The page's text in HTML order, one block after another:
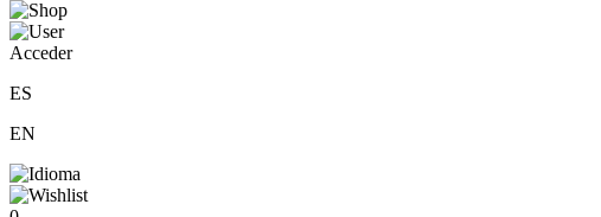
Acceder
ES
EN